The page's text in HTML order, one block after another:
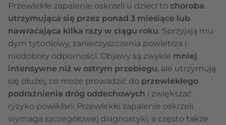
Przewlekłe zapalenie oskrzeli u dzieci to choroba
utrzymująca się przez ponad 3 miesiące lub
nawracająca kilka razy w ciągu roku. Sprzyjają mu
dym tytoniowy, zanieczyszczenia powietrza i
niedobory odporności. Objawy są zwykle mniej
intensywne niż w ostrym przebiegu, ale utrzymują
się dłużej, co może prowadzić do przewlekłego
podrażnienia dróg oddechowych i zwiększać
ryzyko powikłań. Przewlekłe zapalenie oskrzeli
wymaga szczegółowej diagnostyki, a często także